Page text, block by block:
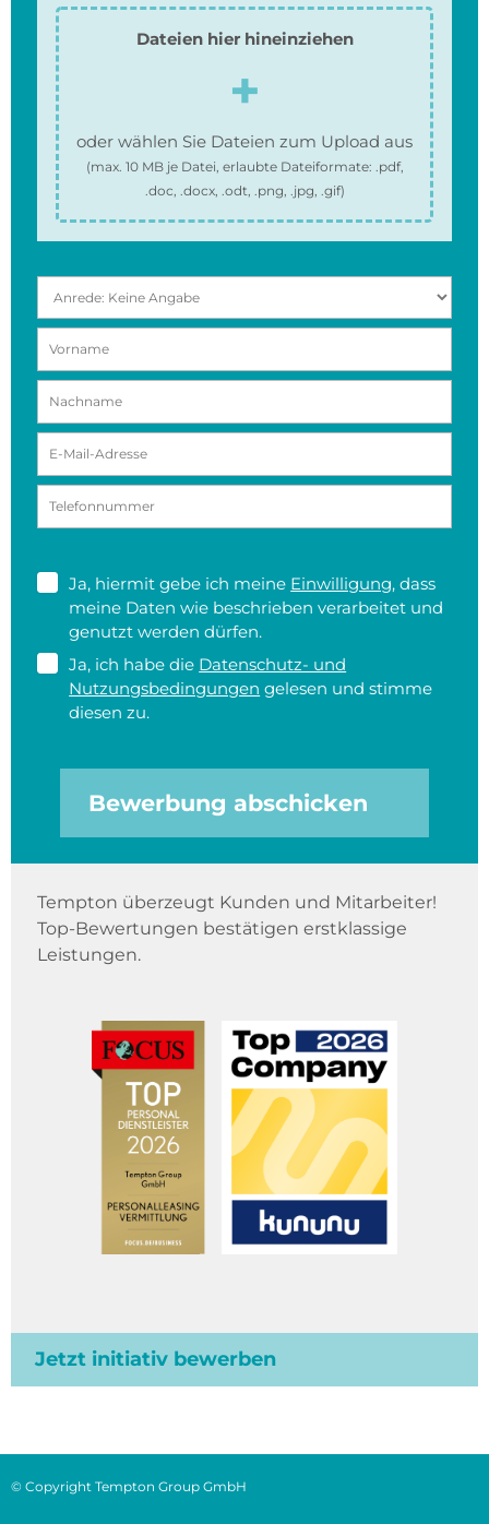
Dateien hier hineinziehen
oder wählen Sie Dateien zum Upload aus
(max. 10 MBje Datei, erlaubte Dateiformate: .pdf,
.doc, .docx, .odt, .png, .jpg, .gif)
Ja, hiermit gebe ich meine Einwilligung, dass
meine Daten wie beschrieben verarbeitet und
genutzt werden dürfen.
Ja, ich habe die Datenschutz- und
Nutzungsbedingungen gelesen und stimme
diesen zu.
Bewerbung abschicken
Tempton überzeugt Kunden und Mitarbeiter!
Top-Bewertungen bestätigen erstklassige
Leistungen.
Jetzt initiativ bewerben
© Copyright Tempton Group GmbH